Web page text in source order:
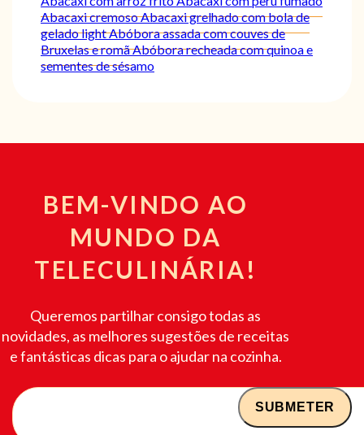
Abacaxi cremosoAbacaxi grelhado com bola de
gelado lightAbóbora assada com couves de
Bruxelas e romãAbóbora recheada com quinoa e
sementes de sésamo
BEM-VINDO AO
MUNDO DA
TELECULINÁRIA!
Queremos partilhar consigo todas as
novidades, as melhores sugestões de receitas
e fantásticas dicas para o ajudar na cozinha.